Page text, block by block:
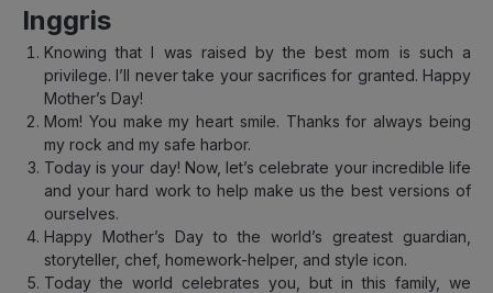
Inggris
Knowing that I was raised by the best mom is such a
privilege. I’ll never take your sacrifices for granted. Happy
Mother’s Day!
Mom! You make my heart smile. Thanks for always being
my rock and my safe harbor.
Today is your day! Now, let’s celebrate your incredible life
and your hard work to help make us the best versions of
ourselves.
Happy Mother’s Day to the world’s greatest guardian,
storyteller, chef, homework-helper, and style icon.
Today the world celebrates you, but in this family, we